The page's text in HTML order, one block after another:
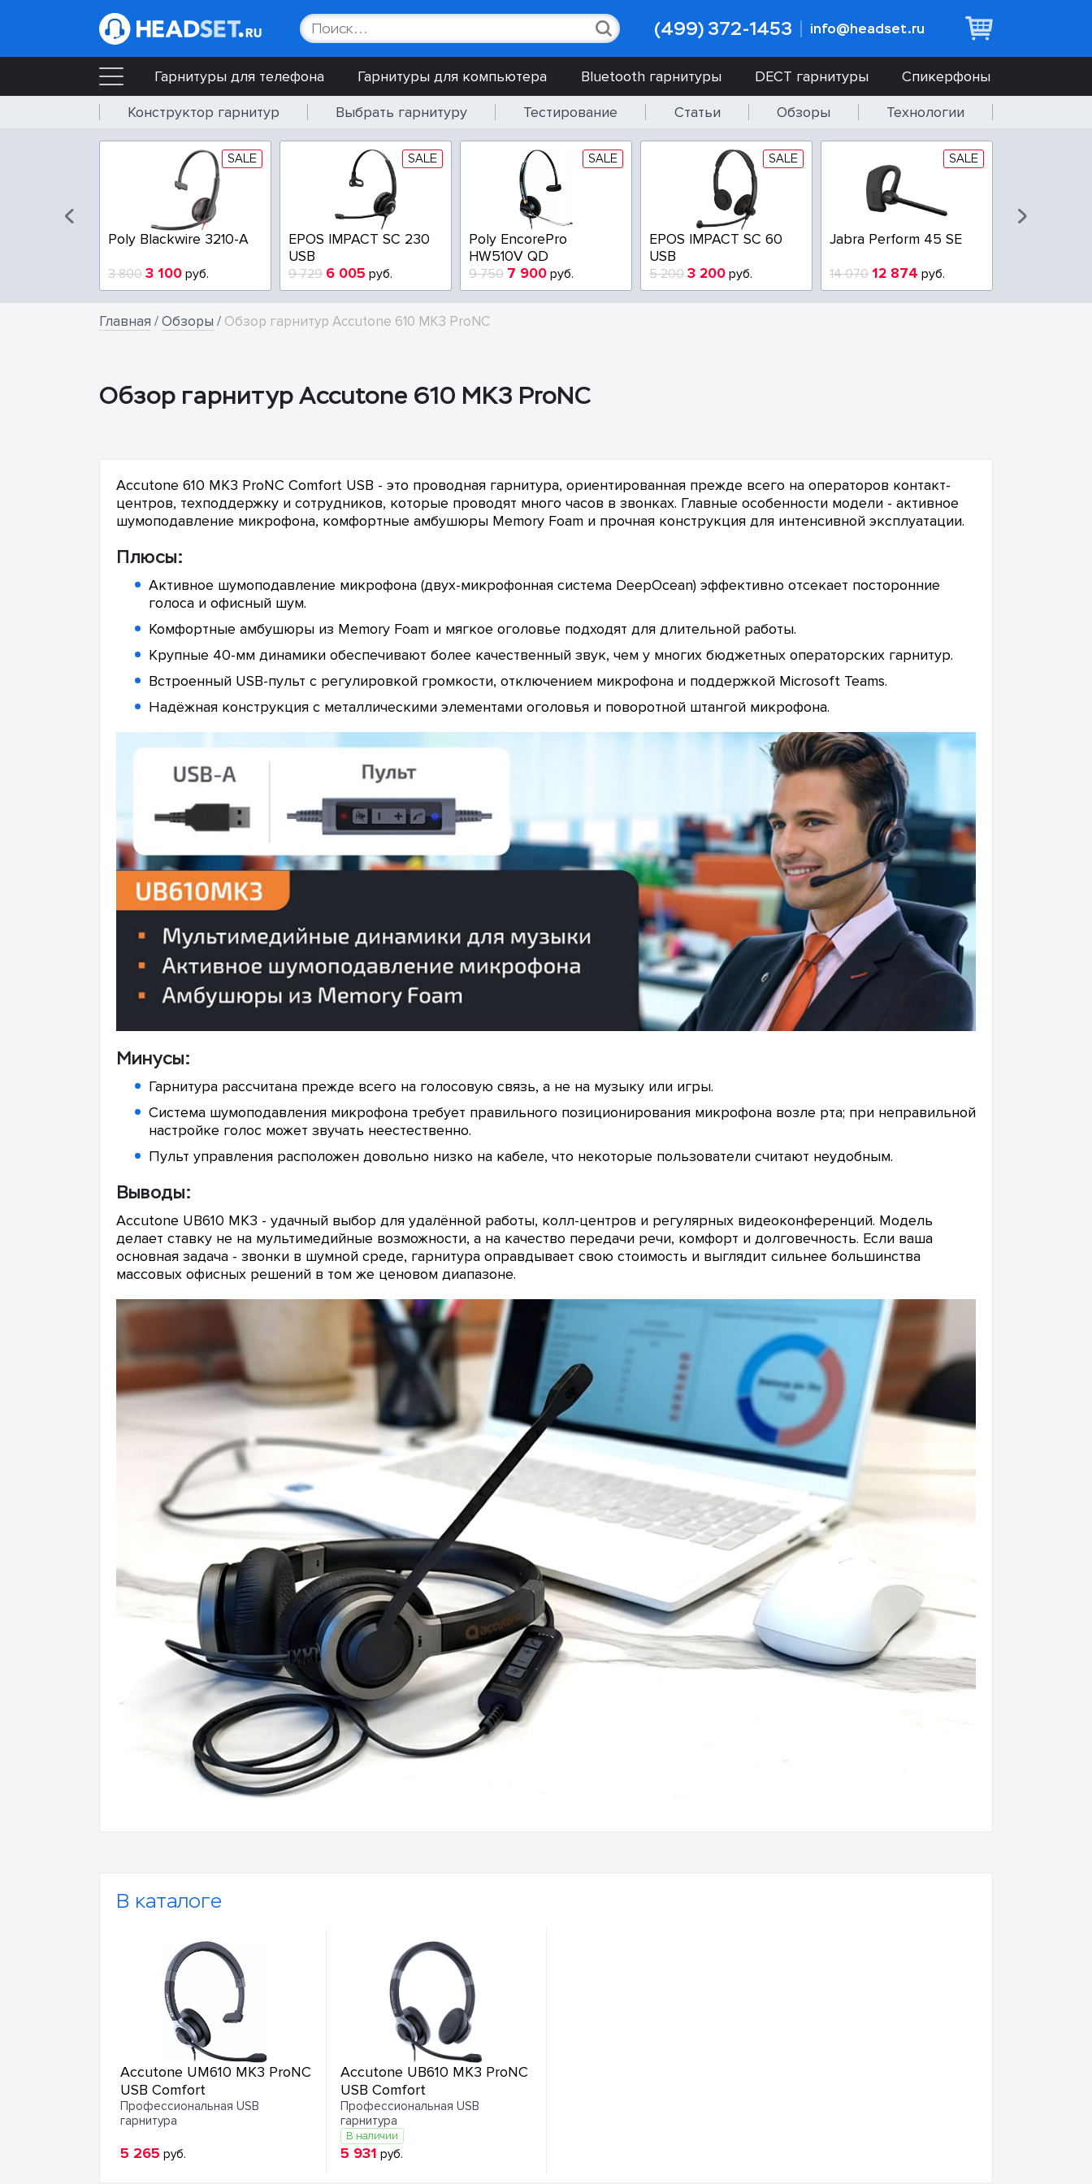
(499) 372-1453 info@headset.ru
Гарнитуры для телефона Гарнитуры для компьютера Bluetooth гарнитуры DECT гарнитуры
Спикерфоны
Конструктор гарнитур
Выбрать гарнитуру Тестирование Статьи Обзоры Технологии
SALE
Poly Blackwire 3210-A
3 800 3 100 руб.
SALE
EPOS IMPACT SC 230
USB
9 729 6 005 руб.
SALE
Poly EncorePro
HW510V QD
9 750 7 900 руб.
SALE
EPOS IMPACT SC 60
USB
5 200 3 200 руб.
SALE
Jabra Perform 45 SE
14 070 12 874 руб.
Главная /Обзоры / Обзор гарнитур Accutone 610 MK3 ProNC
Обзор гарнитур Accutone 610 MK3 ProNC
Accutone 610 MK3 ProNC Comfort USB - это проводная гарнитура, ориентированная прежде всего на операторов контакт-
центров, техподдержку и сотрудников, которые проводят много часов в звонках. Главные особенности модели - активное
шумоподавление микрофона, комфортные амбушюры Memory Foam и прочная конструкция для интенсивной эксплуатации.
Плюсы:
Активное шумоподавление микрофона (двух-микрофонная система DeepOcean) эффективно отсекает посторонние
голоса и офисный шум.
Комфортные амбушюры из Memory Foam и мягкое оголовье подходят для длительной работы.
Крупные 40-мм динамики обеспечивают более качественный звук, чем у многих бюджетных операторских гарнитур.
Встроенный USB-пульт с регулировкой громкости, отключением микрофона и поддержкой Microsoft Teams.
Надёжная конструкция с металлическими элементами оголовья и поворотной штангой микрофона.
Минусы:
Гарнитура рассчитана прежде всего на голосовую связь, а не на музыку или игры.
Система шумоподавления микрофона требует правильного позиционирования микрофона возле рта; при неправильной
настройке голос может звучать неестественно.
Пульт управления расположен довольно низко на кабеле, что некоторые пользователи считают неудобным.
Выводы:
Accutone UB610 MK3 - удачный выбор для удалённой работы, колл-центров и регулярных видеоконференций. Модель
делает ставку не на мультимедийные возможности, а на качество передачи речи, комфорт и долговечность. Если ваша
основная задача - звонки в шумной среде, гарнитура оправдывает свою стоимость и выглядит сильнее большинства
массовых офисных решений в том же ценовом диапазоне.
В каталоге
Accutone UM610 MK3 ProNC
USB Comfort
Профессиональная USB
гарнитура
5 265 руб.
Accutone UB610 MK3 ProNC
USB Comfort
Профессиональная USB
гарнитура
В наличии
5 931 руб.